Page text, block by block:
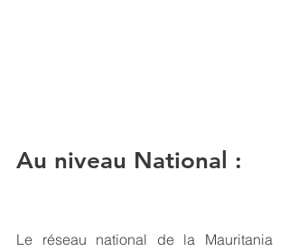
Au niveau National :
Le réseau national de la Mauritania